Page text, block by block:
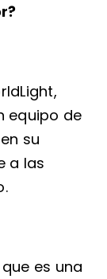
equipo de
su
a las
es una